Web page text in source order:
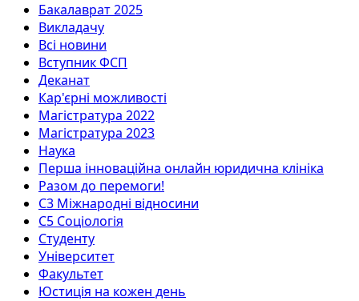
Бакалаврат 2025
Викладачу
Всі новини
Вступник ФСП
Деканат
Кар'єрні можливості
Магістратура 2022
Магістратура 2023
Наука
Перша інноваційна онлайн юридична клініка
Разом до перемоги!
С3 Міжнародні відносини
С5 Соціологія
Студенту
Університет
Факультет
Юстиція на кожен день